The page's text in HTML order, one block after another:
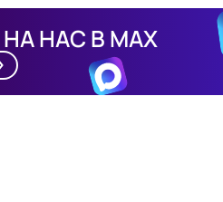
НАС В MAX